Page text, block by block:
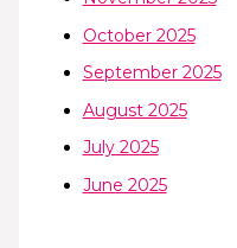
October 2025
September 2025
August 2025
July 2025
June 2025